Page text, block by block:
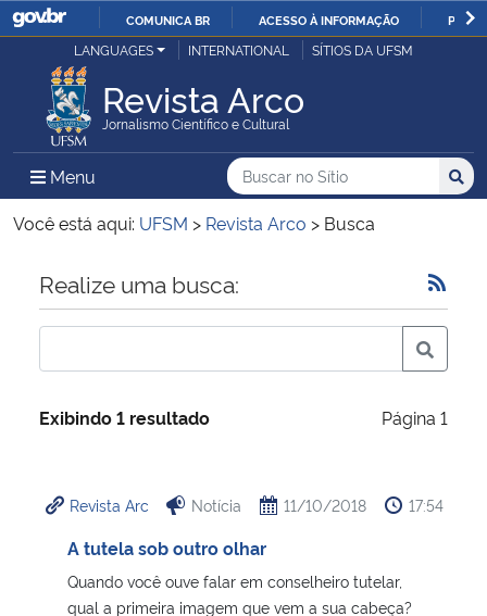
IR
O
COMUNICA BR ACESSO À INFORMAÇÃO
Ministério da Justiça e Segurança Pública
Ministério da Defesa
Ministério das Relações Exteriores
Ministério da Economia
Ministério da Infraestrutura
Ministério da Cidadania
LANGUAGES INTERNATIONAL SÍTIOS DA UFSM
Revista Arco
Jornalismo Científico e Cultural
Menu Menu Principal do Sítio
Busca
Buscar no no Sítio
Busca:
Você está aqui: UFSM > Revista Arco > Busca
Início do conteúdo
Realize uma busca:
Exibindo 1 resultado Página 1
Revista Arc Notícia 11/10/2018 17:54
A tutela sob outro olhar
Quando você ouve falar em conselheiro tutelar,
qual a primeira imagem que vem a sua cabeça?